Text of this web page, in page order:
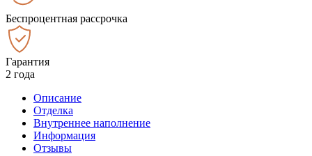
Беспроцентная рассрочка
Гарантия
2 года
Описание
Отделка
Внутреннее наполнение
Информация
Отзывы